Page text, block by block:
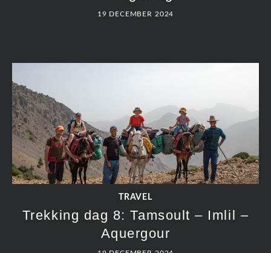
TRAVEL
Trekking dag 6: Topbeklimming Jbel
Toubkal 4.167m
19 DECEMBER 2024